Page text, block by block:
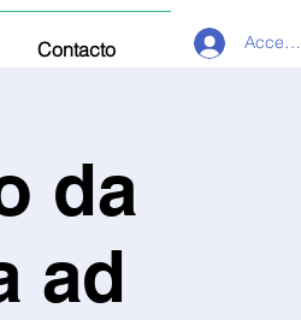
Contacto Acceder
da
ad